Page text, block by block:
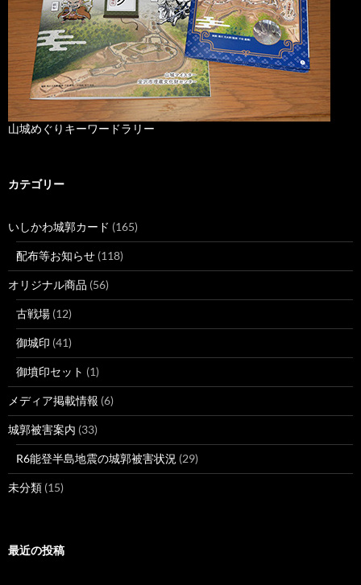
山城めぐりキーワードラリー
カテゴリー
いしかわ城郭カード (165)
配布等お知らせ (118)
オリジナル商品 (56)
古戦場 (12)
御城印 (41)
御墳印セット (1)
メディア掲載情報 (6)
城郭被害案内 (33)
R6能登半島地震の城郭被害状況 (29)
未分類 (15)
最近の投稿